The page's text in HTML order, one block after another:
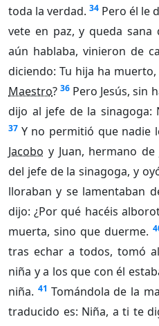
toda la verdad. 34 Pero él le
vete en paz, y queda sana
aún hablaba, vinieron de
diciendo: Tu hija ha
Maestro? 36 Pero Jesús, sin
dijo al jefe de la sinagoga:
37 Y no permitió que nadie
Jacobo y Juan, hermano de
del jefe de la sinagoga, y
lloraban y se lamentaban
dijo: ¿Por qué hacéis
muerta, sino que duerme.
tras echar a todos, tomó
niña y a los que con él
niña. 41 Tomándola de la
traducido es: Niña, a ti te